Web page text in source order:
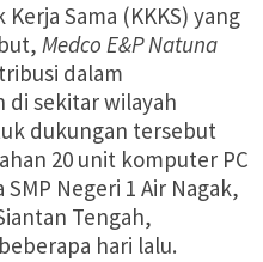
Sama (KKKS) yang
Medco E&P Natuna
dalam
di sekitar wilayah
dukungan tersebut
20 unit komputer PC
Negeri 1 Air Nagak,
Tengah,
hari lalu.